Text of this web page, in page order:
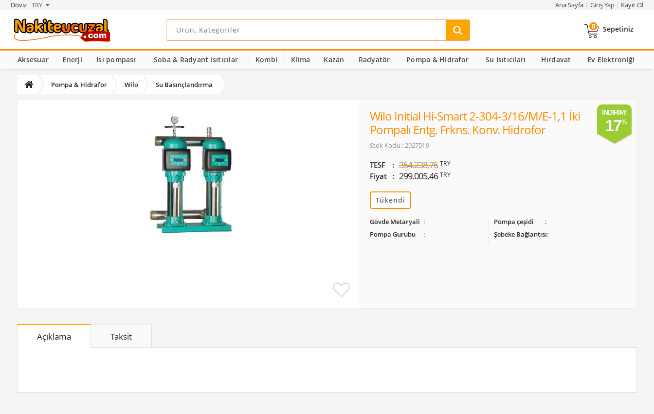
Döviz TRY Ana Sayfa Giriş Yap Kayıt Ol
0 Sepetiniz
Aksesuar Enerji Isı pompası Soba & Radyant Isıtıcılar Kombi Klima Kazan Radyatör Pompa & Hidrafor Su Isıtıcıları Hırdavat Ev Elektroniği
Pompa & Hidrafor Wilo Su Basınçlandırma
Wilo Initial Hi-Smart 2-304-3/16/M/E-1,1 İki
Pompalı Entg. Frkns. Konv. Hidrofor
Stok Kodu : 2927519
TESF 364.238,76 TRY
Fiyat 299.005,46 TRY
Tükendi
Gövde Metaryali
Pompa çeşidi
Pompa Gurubu
Şebeke Bağlantısı
İNDIRIM!
17
Açıklama Taksit